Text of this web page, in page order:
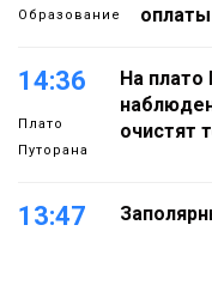
Образование
оплаты
14:36
Плато
Путорана
На плато
очистят
13:47